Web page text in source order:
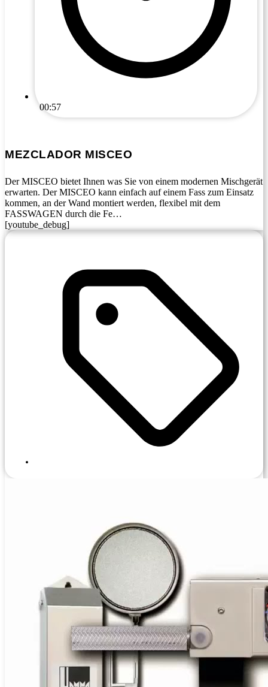
00:57
MEZCLADOR MISCEO
Der MISCEO bietet Ihnen was Sie von einem modernen Mischgerät
erwarten. Der MISCEO kann einfach auf einem Fass zum Einsatz
kommen, an der Wand montiert werden, flexibel mit dem
FASSWAGEN durch die Fe…
[youtube_debug]